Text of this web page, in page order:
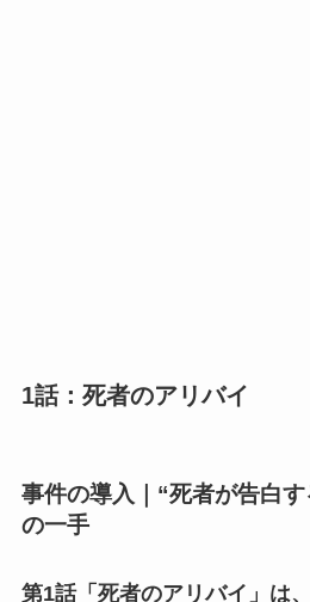
1話：死者のアリバイ
事件の導入｜“死者が告白
の一手
第1話「死者のアリバイ」は